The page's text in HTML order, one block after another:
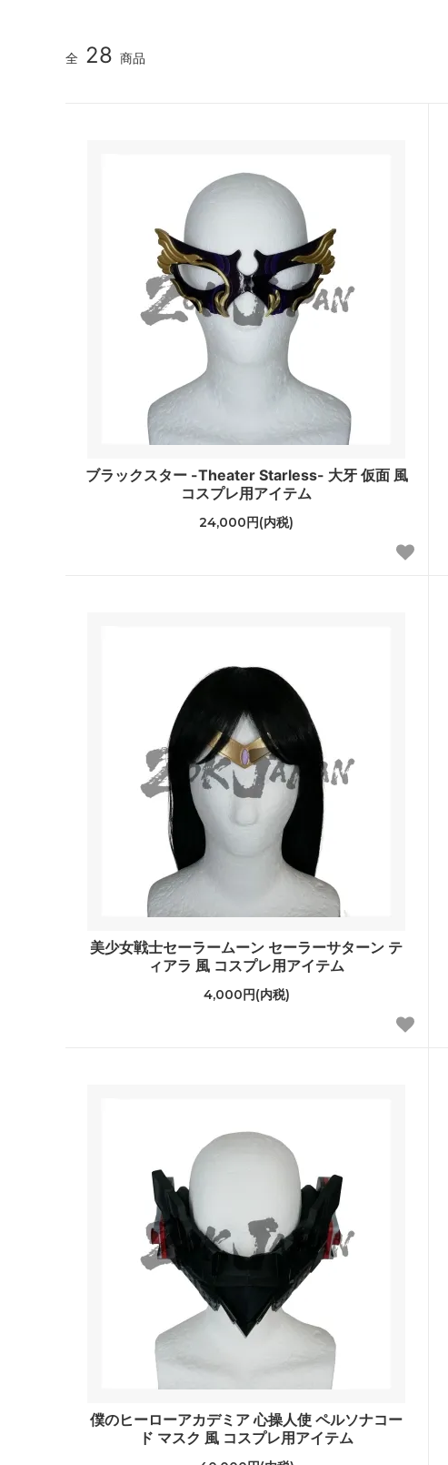
全 28 商品
ブラックスター -Theater Starless- 大牙 仮面 風
コスプレ用アイテム
24,000円(内税)
美少女戦士セーラームーン セーラーサターン テ
ィアラ 風 コスプレ用アイテム
4,000円(内税)
僕のヒーローアカデミア 心操人使 ペルソナコー
ド マスク 風 コスプレ用アイテム